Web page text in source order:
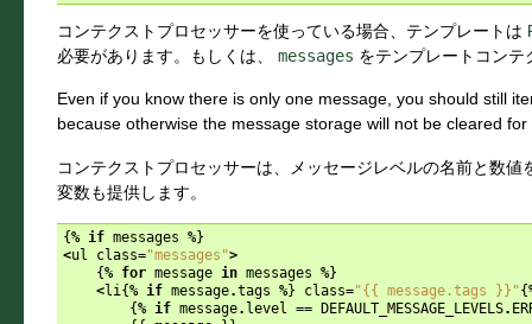
コンテクストプロセッサーを使っている場合、テンプレートは
必要があります。もしくは、 messages をテンプレートコン
Even if you know there is only one message, you should still
because otherwise the message storage will not be cleared
コンテクストプロセッサーは、メッセージレベルの名前と数値
変数も提供します。
{% if messages %}
<ul class="messages">
{% for message in messages %}
<li {% if message.tags %} class="{{ message.tags }}"{
{% if message. level == DEFAULT_MESSAGE_LEVELS.